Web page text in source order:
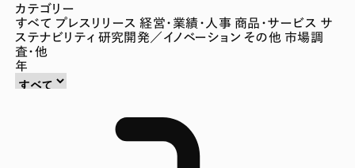
カテゴリー
すべて プレスリリース経営・業績・人事 商品・サービス サ
ステナビリティ 研究開発／イノベーション その他 市場調
査・他
年